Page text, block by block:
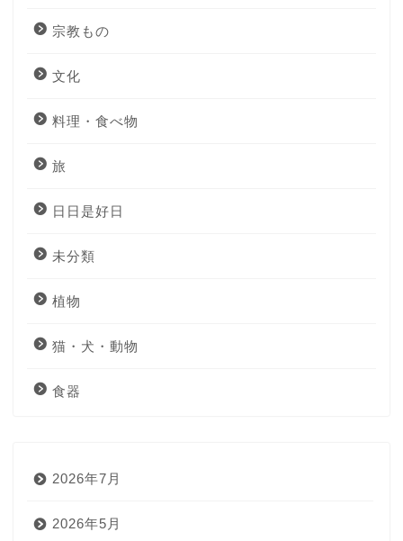
宗教もの
文化
料理・食べ物
旅
日日是好日
未分類
植物
猫・犬・動物
食器
2026年7月
2026年5月